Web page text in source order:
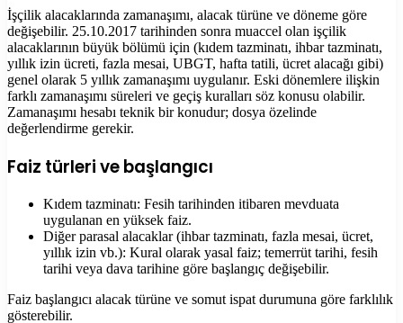
İşçilik alacaklarında zamanaşımı, alacak türüne ve döneme göre
değişebilir. 25.10.2017 tarihinden sonra muaccel olan işçilik
alacaklarının büyük bölümü için (kıdem tazminatı, ihbar tazminatı,
yıllık izin ücreti, fazla mesai, UBGT, hafta tatili, ücret alacağı gibi)
genel olarak 5 yıllık zamanaşımı uygulanır. Eski dönemlere ilişkin
farklı zamanaşımı süreleri ve geçiş kuralları söz konusu olabilir.
Zamanaşımı hesabı teknik bir konudur; dosya özelinde
değerlendirme gerekir.
Faiz türleri ve başlangıcı
Kıdem tazminatı: Fesih tarihinden itibaren mevduata
uygulanan en yüksek faiz.
Diğer parasal alacaklar (ihbar tazminatı, fazla mesai, ücret,
yıllık izin vb.): Kural olarak yasal faiz; temerrüt tarihi, fesih
tarihi veya dava tarihine göre başlangıç değişebilir.
Faiz başlangıcı alacak türüne ve somut ispat durumuna göre farklılık
gösterebilir.